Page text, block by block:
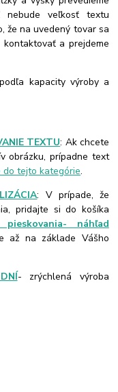
nebude veľkosť textu
že na uvedený tovar sa
kontaktovať a prejdeme
kapacity výroby a
TEXTU: Ak chcete
obrázku, prípadne text
do tejto kategórie.
: V prípade, že
pridajte si do košíka
pieskovania- náhľad
až na základe Vášho
- zrýchlená výroba